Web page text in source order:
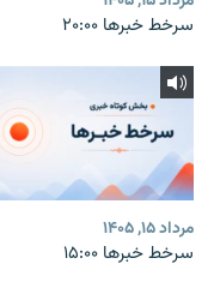
سرخط خبرها ۲۰:۰۰
مرداد ۱۵, ۱۴۰۵
سرخط خبرها ۱۵:۰۰